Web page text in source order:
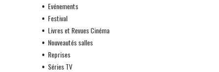
Evénements
Festival
Livres et Revues Cinéma
Nouveautés salles
Reprises
Séries TV